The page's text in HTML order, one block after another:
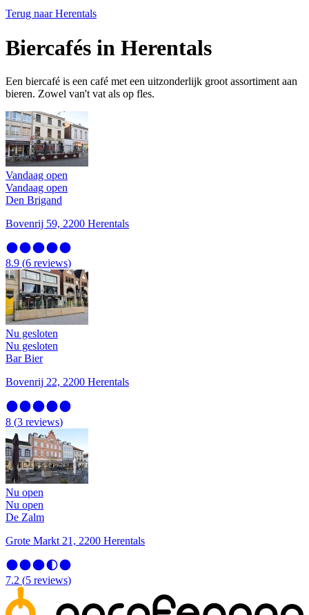
Terug naar Herentals
Biercafés in Herentals
Een biercafé is een café met een uitzonderlijk groot assortiment aan
bieren. Zowel van't vat als op fles.
Vandaag open
Vandaag open
Den Brigand
Bovenrij 59, 2200 Herentals
8.9 (6 reviews)
Nu gesloten
Nu gesloten
Bar Bier
Bovenrij 22, 2200 Herentals
8 (3 reviews)
Nu open
Nu open
De Zalm
Grote Markt 21, 2200 Herentals
7.2 (5 reviews)